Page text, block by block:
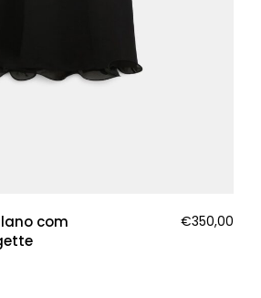
com
€350,00